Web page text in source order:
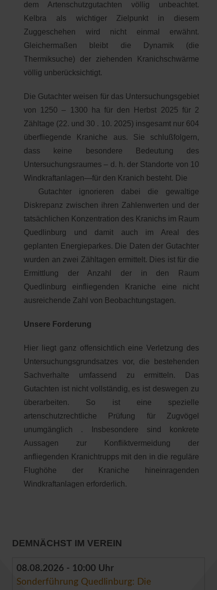
dem Artenschutzgutachten völlig unbeachtet.
Kelbra als wichtiger Zielpunkt in diesem
Zuggeschehen wird nicht einmal erwähnt.
Gleichermaßen bleibt die Dynamik (die
Thermiksuche) der ziehenden Kranichschwärme
völlig unberücksichtigt.
Die Gutachter weisen für das Untersuchungsgebiet
von 1250 – 1300 ha für den Herbst 2025 für 2
Zähltage (22. und 30 . 10. 2025) insgesamt nur 604
überfliegende Kraniche aus. Sie schlußfolgern,
dass keine besondere Bedeutung des
Untersuchungsraumes – d. h. der Standorte von 10
Windkraftanlagen—für den Kranich besteht. Die
Gutachter ignorieren dabei die gewaltige
Diskrepanz zwischen ihren Zahlenwerten und der
tatsächlichen Konzentration des Kranichs im Raum
Quedlinburg und damit auch im Areal des
geplanten Energieparkes. Die Daten der Gutachter
wurden an zwei Zähltagen ermittelt. Dies ist für die
Ermittlung der Anzahl der in den Raum
Quedlinburg einfliegenden Kraniche eine nicht
ausreichende Zahl von Beobachtungstagen.
Unsere Forderung
Hier liegt ganz offensichtlich eine Verletzung des
Untersuchungsgrundsatzes vor, die bestehenden
Sachverhalte umfassend zu ermitteln. Das
Gutachten ist nicht vollständig, es ist deswegen zu
überarbeiten. So ist eine spezielle
artenschutzrechtliche Prüfung für Zugvögel
unumgänglich . Insbesondere sind konkrete
Aussagen zur Konfliktvermeidung der
anfliegenden Kranichtrupps mit den in die reguläre
Flughöhe der Kraniche hineinragenden
Windkraftanlagen erforderlich.
DEMNÄCHST IM VEREIN
08.08.2026 - 10:00 Uhr
Sonderführung Quedlinburg: Die